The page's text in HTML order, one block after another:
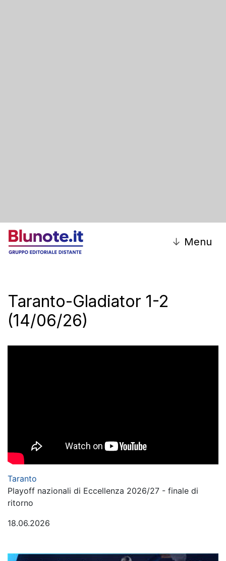
↓ Menu
Taranto-Gladiator 1-2
(14/06/26)
Taranto
Playoff nazionali di Eccellenza 2026/27 - finale di
ritorno
18.06.2026